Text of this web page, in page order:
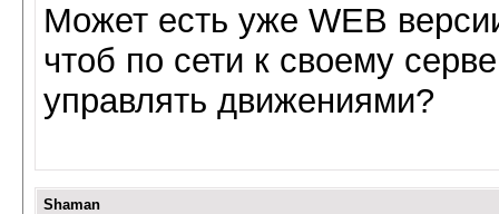
Может есть уже WEB
чтоб по сети к своему
управлять движениями?
Shaman